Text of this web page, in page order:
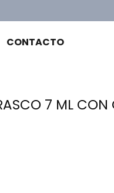
CONTACTO
7 ML